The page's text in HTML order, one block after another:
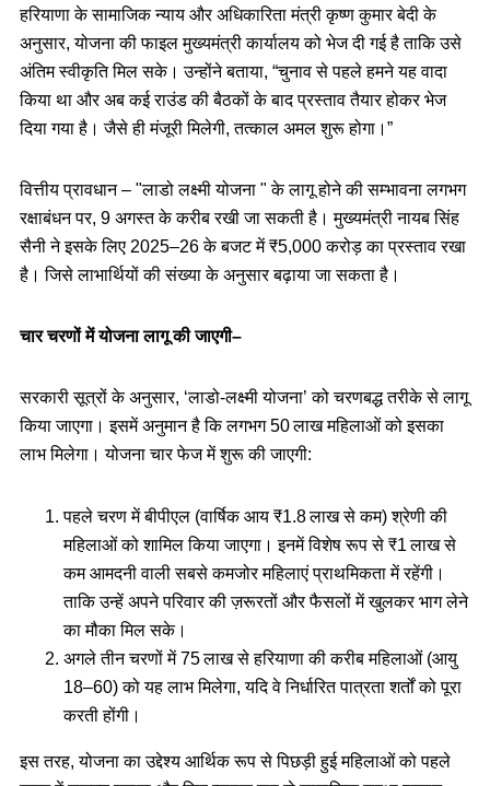
हरियाणा के सामाजिक न्याय और अधिकारिता मंत्री कृष्ण कुमार बेदी के
अनुसार, योजना की फाइल मुख्यमंत्री कार्यालय को भेज दी गई है ताकि उसे
अंतिम स्वीकृति मिल सके। उन्होंने बताया, “चुनाव से पहले हमने यह वादा
किया था और अब कई राउंड की बैठकों के बाद प्रस्ताव तैयार होकर भेज
दिया गया है। जैसे ही मंजूरी मिलेगी, तत्काल अमल शुरू होगा।”
वित्तीय प्रावधान – "लाडो लक्ष्मी योजना " के लागू होने की सम्भावना लगभग
रक्षाबंधन पर, 9 अगस्त के करीब रखी जा सकती है। मुख्यमंत्री नायब सिंह
सैनी ने इसके लिए 2025–26 के बजट में ₹5,000 करोड़ का प्रस्ताव रखा
है। जिसे लाभार्थियों की संख्या के अनुसार बढ़ाया जा सकता है।
चार चरणों में योजना लागू की जाएगी–
सरकारी सूत्रों के अनुसार, ‘लाडो‑लक्ष्मी योजना’ को चरणबद्ध तरीके से लागू
किया जाएगा। इसमें अनुमान है कि लगभग 50 लाख महिलाओं को इसका
लाभ मिलेगा। योजना चार फेज में शुरू की जाएगी:
पहले चरण में बीपीएल (वार्षिक आय ₹1.8 लाख से कम) श्रेणी की
महिलाओं को शामिल किया जाएगा। इनमें विशेष रूप से ₹1 लाख से
कम आमदनी वाली सबसे कमजोर महिलाएं प्राथमिकता में रहेंगी।
ताकि उन्हें अपने परिवार की ज़रूरतों और फैसलों में खुलकर भाग लेने
का मौका मिल सके।
अगले तीन चरणों में 75 लाख से हरियाणा की करीब महिलाओं (आयु
18–60) को यह लाभ मिलेगा, यदि वे निर्धारित पात्रता शर्तों को पूरा
करती होंगी।
इस तरह, योजना का उद्देश्य आर्थिक रूप से पिछड़ी हुई महिलाओं को पहले